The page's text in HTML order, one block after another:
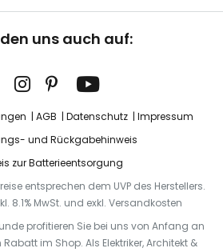
uns auch auf:
AGB Datenschutz
Impressum
und Rückgabehinweis
zur Batterieentsorgung
entsprechen dem UVP des Herstellers.
8.1% MwSt. und exkl. Versandkosten
profitieren Sie bei uns von Anfang an
im Shop. Als Elektriker, Architekt &